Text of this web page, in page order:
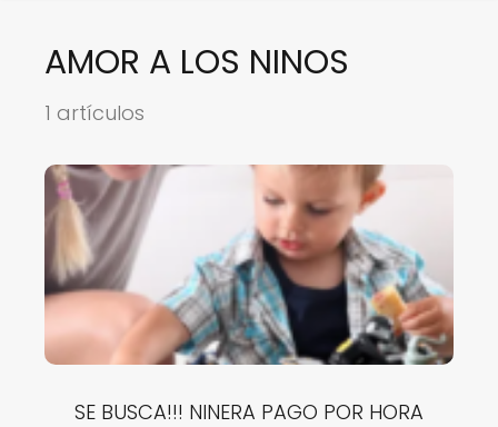
AMOR A LOS NINOS
1 artículos
SE BUSCA!!! NINERA PAGO POR HORA